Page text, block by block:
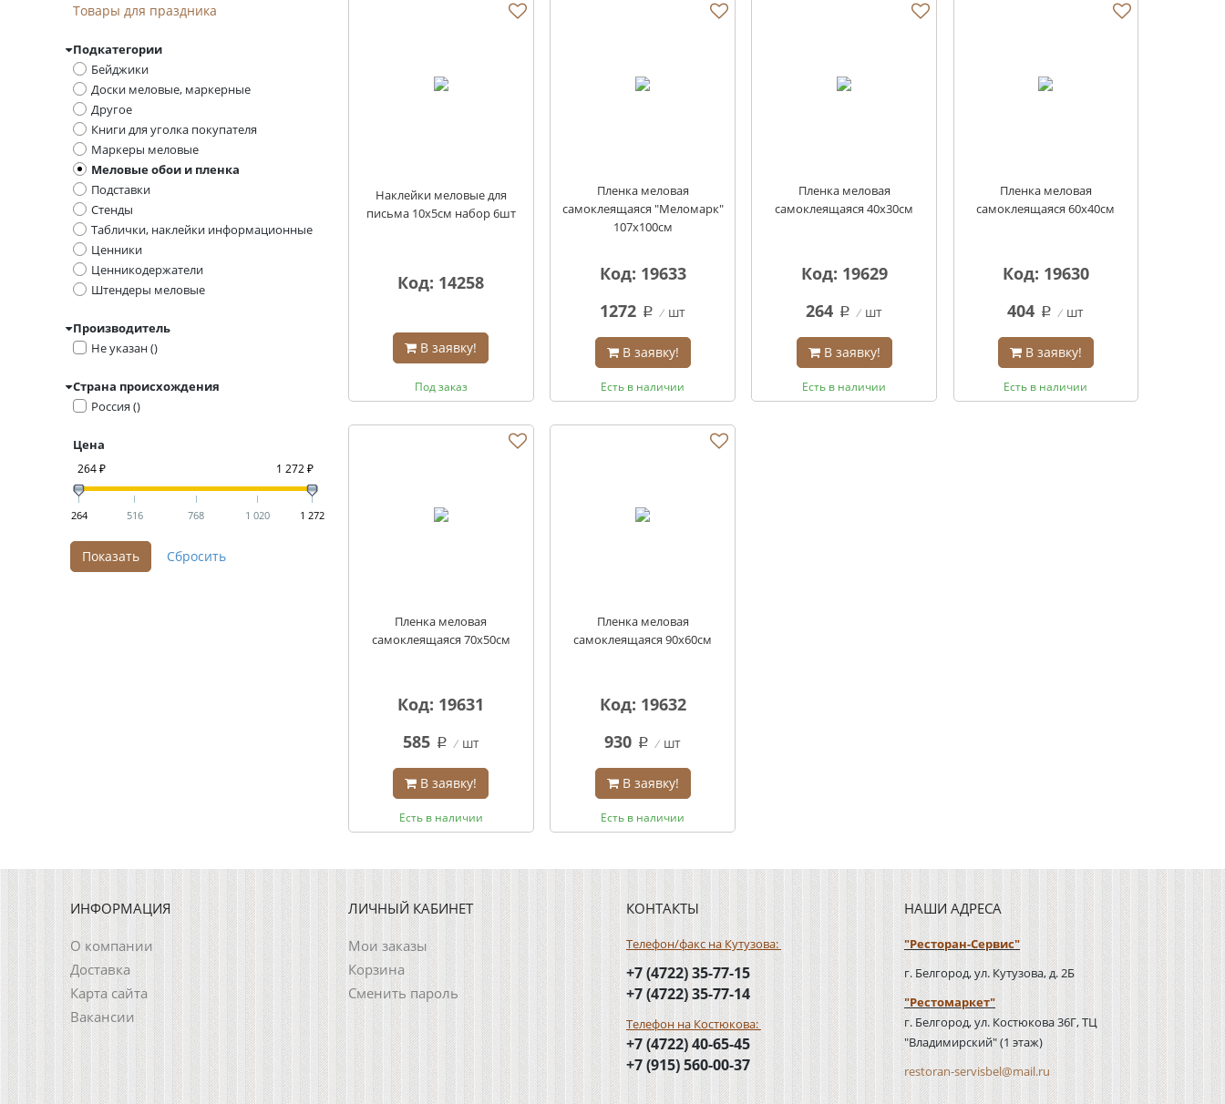
Товары для праздника
Подкатегории
Бейджики
Доски меловые, маркерные
Другое
Книги для уголка покупателя
Маркеры меловые
Меловые обои и пленка
Подставки
Стенды
Таблички, наклейки информационные
Ценники
Ценникодержатели
Штендеры меловые
Производитель
Не указан ()
Страна происхождения
Россия ()
Цена
264 516 768 1 020 1 272
264 ₽ 1 272 ₽
Наклейки меловые для
письма 10х5см набор 6шт
Код: 14258
В заявку!
Под заказ
Пленка меловая
самоклеящаяся "Меломарк"
107х100см
Код: 19633
1272 q шт
В заявку!
Есть в наличии
Пленка меловая
самоклеящаяся 40х30см
Код: 19629
264 q шт
В заявку!
Есть в наличии
Пленка меловая
самоклеящаяся 60х40см
Код: 19630
404 q шт
В заявку!
Есть в наличии
Пленка меловая
самоклеящаяся 70х50см
Код: 19631
585 q шт
В заявку!
Есть в наличии
Пленка меловая
самоклеящаяся 90х60см
Код: 19632
930 q шт
В заявку!
Есть в наличии
ИНФОРМАЦИЯ
О компании
Доставка
Карта сайта
Вакансии
ЛИЧНЫЙ КАБИНЕТ
Мои заказы
Корзина
Сменить пароль
КОНТАКТЫ
Телефон/факс на Кутузова:
+7 (4722) 35-77-15
+7 (4722) 35-77-14
Телефон на Костюкова:
+7 (4722) 40-65-45
+7 (915) 560-00-37
НАШИ АДРЕСА
"Ресторан-Сервис"
г. Белгород, ул. Кутузова, д. 2Б
"Рестомаркет"
г. Белгород, ул. Костюкова 36Г, ТЦ
"Владимирский" (1 этаж)
restoran-servisbel@mail.ru